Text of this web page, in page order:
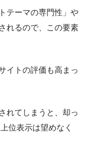
テーマの専門性」や
れるので、この要素
イトの評価も高まっ
れてしまうと、却っ
位表示は望めなく